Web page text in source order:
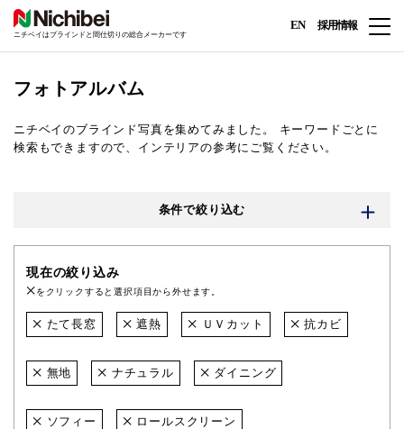
ニチベイはブラインドと間仕切りの総合メーカーです
EN 採用情報
フォトアルバム
ニチベイのブラインド写真を集めてみました。
キーワードごとに
検索もできますので、インテリアの参考にご覧ください。
条件で絞り込む
現在の絞り込み
をクリックすると選択項目から外せます。
たて長窓 遮熱 ＵＶカット 抗カビ
無地 ナチュラル ダイニング
ソフィー ロールスクリーン